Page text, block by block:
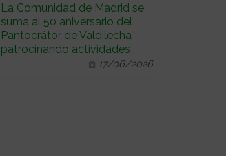
La Comunidad de Madrid se
suma al 50 aniversario del
Pantocrátor de Valdilecha
patrocinando actividades
17/06/2026